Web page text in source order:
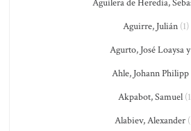
Aguilera de Heredia,
Aguirre, Julián(1)
Agurto, José Loaysa y
Ahle, Johann Philipp
Akpabot, Samuel
Alabiev, Alexander